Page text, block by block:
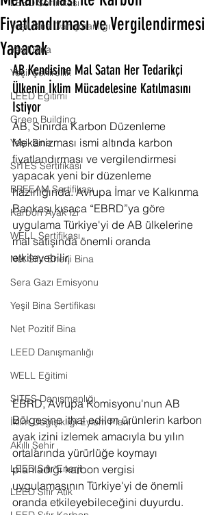
LEED Sertifikası
Yeşil Bina Danışmanlığı
Yeşil Bina
Yeşil Şehircilik
LEED Eğitimi
Green Building
Yeşil Bina
SITES Sertifikası
BREEAM Sertifikası
Karbon Ayak İzi
WELL Sertifikası
Net Sıfır Enerji Bina
Sera Gazı Emisyonu
Yeşil Bina Sertifikası
Net Pozitif Bina
LEED Danışmanlığı
WELL Eğitimi
SITES Danışmanlığı
İklim Değişikliği Eylem Planı
Akıllı Şehir
LEED Sıfır Enerji
LEED Sıfır Atık
Fiyatlandırması ve Vergilendirmesi
Yapacak
AB Kendisine Mal Satan Her Tedarikçi
Ülkenin İklim Mücadelesine Katılmasını
İstiyor
AB, Sınırda Karbon Düzenleme
Mekanizması ismi altında karbon
fiyatlandırması ve vergilendirmesi
yapacak yeni bir düzenleme
hazırlığında. Avrupa İmar ve Kalkınma
Bankası kısaca “EBRD”ya göre
uygulama Türkiye'yi de AB ülkelerine
mal satışında önemli oranda
etkileyebilir.
EBRD, Avrupa Komisyonu'nun AB
Bölgesine ithal edilen ürünlerin karbon
ayak izini izlemek amacıyla bu yılın
ortalarında yürürlüğe koymayı
planladığı karbon vergisi
uygulamasının Türkiye'yi de önemli
oranda etkileyebileceğini duyurdu.